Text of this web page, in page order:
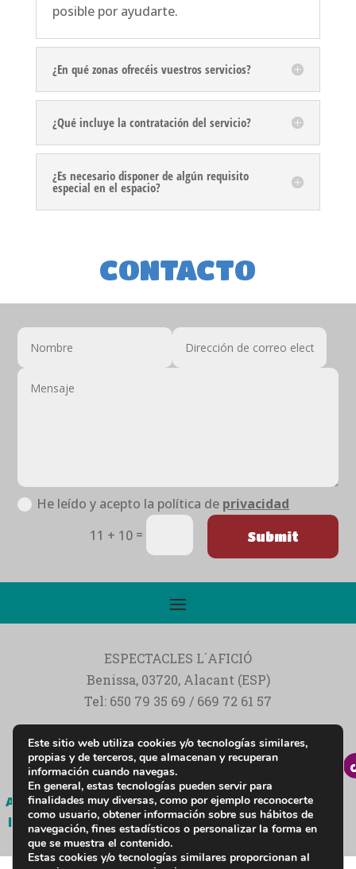
posible por ayudarte.
¿En qué zonas ofrecéis vuestros servicios?
¿Qué incluye la contratación del servicio?
¿Es necesario disponer de algún requisito
especial en el espacio?
CONTACTO
He leído y acepto la política de privacidad
11 + 10= Submit
ESPECTACLES L´AFICIÓ
Benissa, 03720, Alacant (ESP)
Tel: 650 79 35 69 / 669 72 61 57
Ocio y alquiler de hinchables y actividades
infantiles
Aviso
legal
Política de
privacidad
Política de
cookies
Declaración de
Accesibilidad
Este sitio web utiliza cookies y/o tecnologías similares,
propias y de terceros, que almacenan y recuperan
información cuando navegas.
En general, estas tecnologías pueden servir para
finalidades muy diversas, como por ejemplo reconocerte
como usuario, obtener información sobre sus hábitos de
navegación, fines estadísticos o personalizar la forma en
que se muestra el contenido.
Estas cookies y/o tecnologías similares proporcionan al